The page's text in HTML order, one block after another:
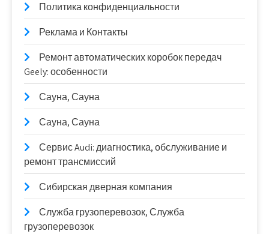
Политика конфиденциальности
Реклама и Контакты
Ремонт автоматических коробок передач
Geely: особенности
Сауна, Сауна
Сауна, Сауна
Сервис Audi: диагностика, обслуживание и
ремонт трансмиссий
Сибирская дверная компания
Служба грузоперевозок, Служба
грузоперевозок